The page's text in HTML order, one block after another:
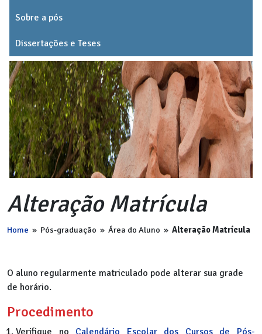
Sobre a pós
Dissertações e Teses
Alteração Matrícula
Home » Pós-graduação » Área do Aluno » Alteração Matrícula
O aluno regularmente matriculado pode alterar sua grade
de horário.
Procedimento
Verifique no Calendário Escolar dos Cursos de Pós-